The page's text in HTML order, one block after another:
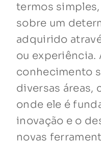
termos
sobre um
adquirido
ou
conhecimento
diversas áreas,
onde ele é
inovação e o
novas